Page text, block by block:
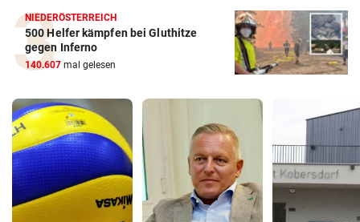
NIEDERÖSTERREICH
500 Helfer kämpfen bei Gluthitze
gegen Inferno
140.607 mal gelesen